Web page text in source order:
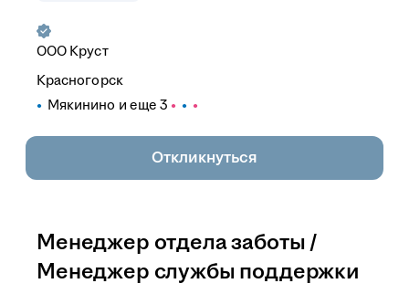
ООО Круст
Красногорск
Мякинино и еще 3
Откликнуться
Менеджер отдела заботы /
Менеджер службы поддержки